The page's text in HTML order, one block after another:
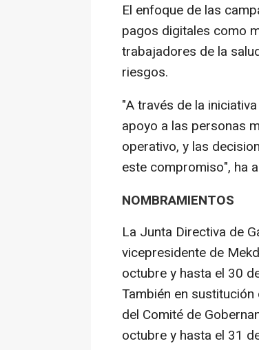
El enfoque de las
pagos digitales como
trabajadores de la
riesgos.
"A través de la
apoyo a las personas
operativo, y las
este compromiso", ha
NOMBRAMIENTOS
La Junta Directiva de
vicepresidente de
octubre y hasta el 30
También en
del Comité de
octubre y hasta el 31